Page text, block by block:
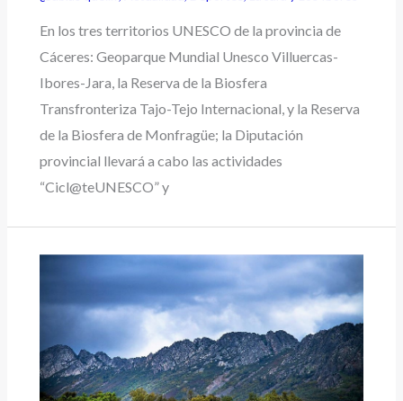
En los tres territorios UNESCO de la provincia de
Cáceres: Geoparque Mundial Unesco Villuercas-
Ibores-Jara, la Reserva de la Biosfera
Transfronteriza Tajo-Tejo Internacional, y la Reserva
de la Biosfera de Monfragüe; la Diputación
provincial llevará a cabo las actividades
“Cicl@teUNESCO” y